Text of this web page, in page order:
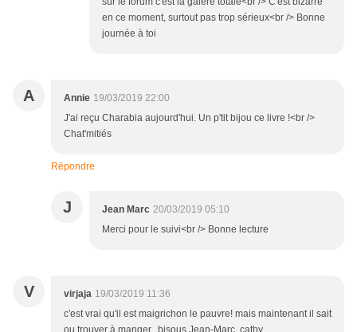
en ce moment, surtout pas trop sérieux<br /> Bonne
journée à toi
A Annie 19/03/2019 22:00
J'ai reçu Charabia aujourd'hui. Un p'tit bijou ce livre !<br />
Chat'mitiés
Répondre
J Jean Marc 20/03/2019 05:10
Merci pour le suivi<br /> Bonne lecture
V virjaja 19/03/2019 11:36
c'est vrai qu'il est maigrichon le pauvre! mais maintenant il sait
ou trouver à manger...bisous Jean-Marc. cathy